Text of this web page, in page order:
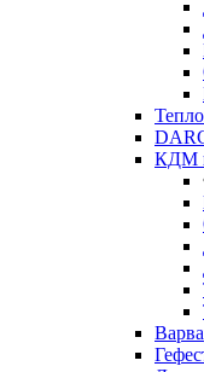
КДМ